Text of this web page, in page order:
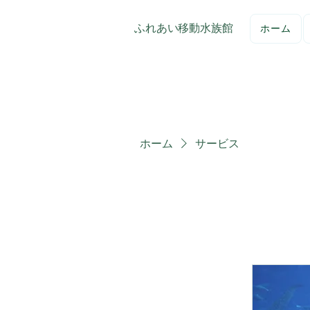
ふれあい移動水族館 ホーム
ホーム サービス